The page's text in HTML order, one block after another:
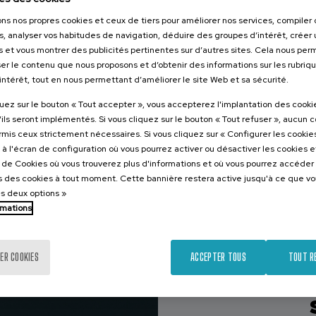
...
À PARTIR DE 25 €
Dernières
places
Gratuit
Date
passée
nos propres cookies et ceux de tiers pour améliorer nos services, compiler
analyser vos habitudes de navigation, déduire des groupes d’intérêt, créer
et vous montrer des publicités pertinentes sur d’autres sites. Cela nous
le contenu que nous proposons et d’obtenir des informations sur les
tout en nous permettant d’améliorer le site Web et sa sécurité.
sur le bouton « Tout accepter », vous accepterez l'implantation des
seront implémentés. Si vous cliquez sur le bouton « Tout refuser », aucun
ceux strictement nécessaires. Si vous cliquez sur « Configurer les
l'écran de configuration où vous pourrez activer ou désactiver les cookies
Cookies où vous trouverez plus d'informations et où vous pourrez accéder
des cookies à tout moment. Cette bannière restera active jusqu'à ce que
deux options »
COOKIES TOUT
ACCEPTER TOUS